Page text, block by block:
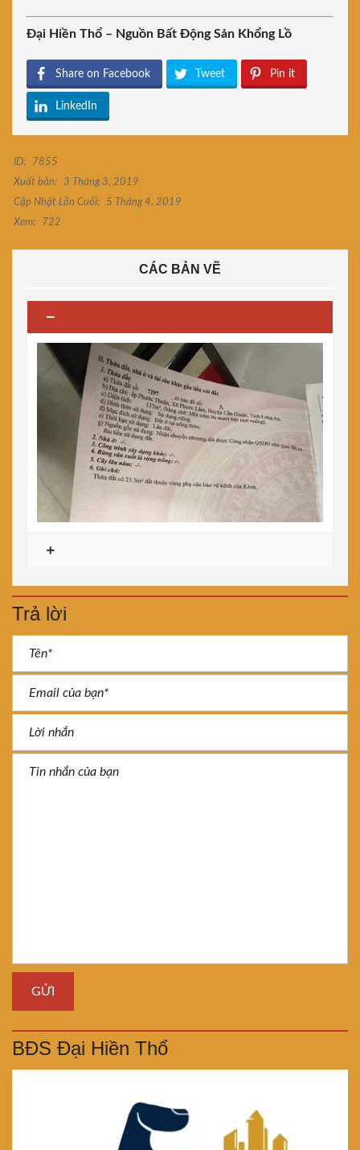
Đại Hiền Thổ – Nguồn Bất Động Sản Khổng Lồ
Share on Facebook Tweet Pin it
LinkedIn
ID:
7855
Xuất bản:
3 Tháng 3, 2019
Cập Nhật Lần Cuối:
5 Tháng 4, 2019
Xem:
722
CÁC BẢN VẼ
Trả lời
BĐS Đại Hiền Thổ